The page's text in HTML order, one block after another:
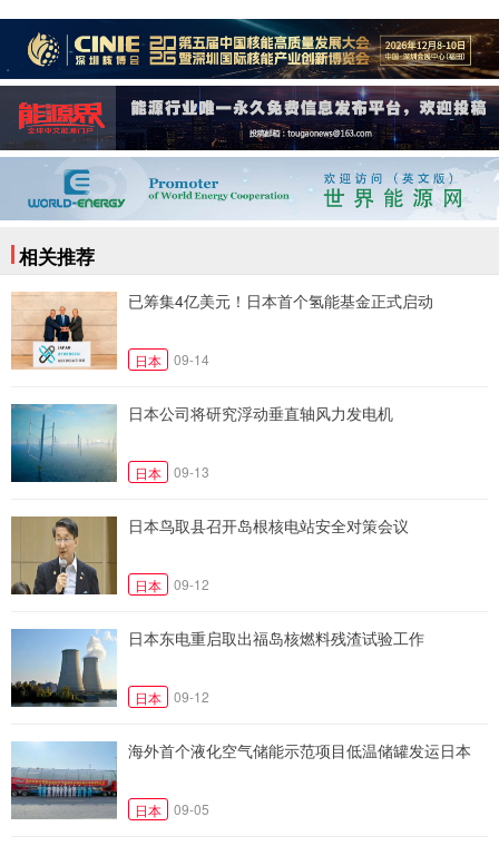
相关推荐
已筹集4亿美元！日本首个氢能基金正式启动
日本 09-14
日本公司将研究浮动垂直轴风力发电机
日本 09-13
日本鸟取县召开岛根核电站安全对策会议
日本 09-12
日本东电重启取出福岛核燃料残渣试验工作
日本 09-12
海外首个液化空气储能示范项目低温储罐发运日本
日本 09-05